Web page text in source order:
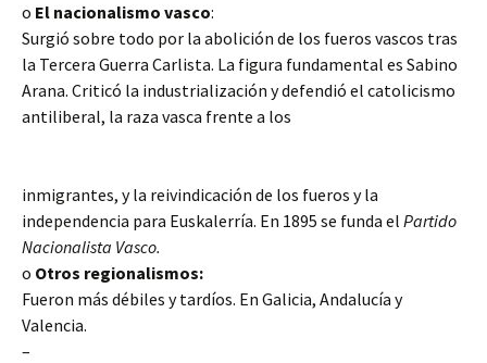
o El nacionalismo vasco:
Surgió sobre todo por la abolición de los fueros vascos tras
la Tercera Guerra Carlista. La figura fundamental es Sabino
Arana. Criticó la industrialización y defendió el catolicismo
antiliberal, la raza vasca frente a los
inmigrantes, y la reivindicación de los fueros y la
independencia para Euskalerría. En 1895 se funda el Partido
Nacionalista Vasco.
o Otros regionalismos:
Fueron más débiles y tardíos. En Galicia, Andalucía y
Valencia.
–